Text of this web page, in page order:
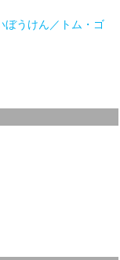
ぼうけん／トム・ゴ